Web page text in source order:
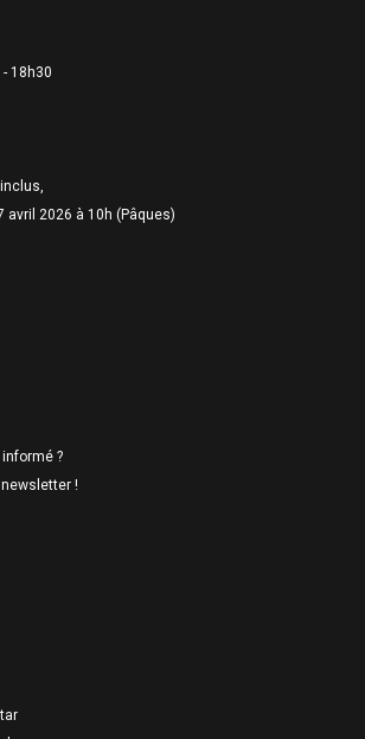
18h30
avril 2026 à 10h (Pâques)
?
!